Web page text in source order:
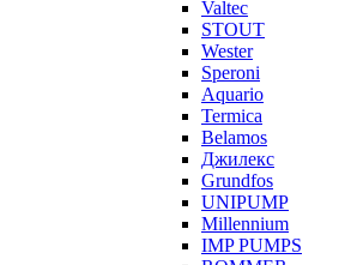
Valtec
STOUT
Wester
Speroni
Aquario
Termica
Belamos
Джилекс
Grundfos
UNIPUMP
Millennium
IMP PUMPS